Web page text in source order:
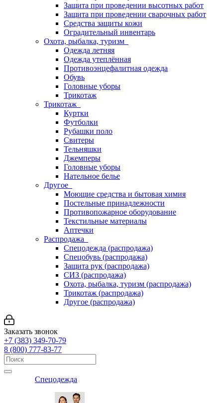
Защита при проведении высотных работ
Защита при проведении сварочных работ
Средства защиты кожи
Оградительный инвентарь
Охота, рыбалка, туризм
Одежда летняя
Одежда утеплённая
Противоэнцефалитная одежда
Обувь
Головные уборы
Трикотаж
Трикотаж
Куртки
Футболки
Рубашки поло
Свитеры
Тельняшки
Джемперы
Головные уборы
Нательное белье
Другое
Моющие средства и бытовая химия
Постельные принадлежности
Противопожарное оборудование
Текстильные материалы
Аптечки
Распродажа
Спецодежда (распродажа)
Спецобувь (распродажа)
Защита рук (распродажа)
СИЗ (распродажа)
Охота, рыбалка, туризм (распродажа)
Трикотаж (распродажа)
Другое (распродажа)
Заказать звонок
+7 (383) 349-70-79
8 (800) 777-83-77
Спецодежда